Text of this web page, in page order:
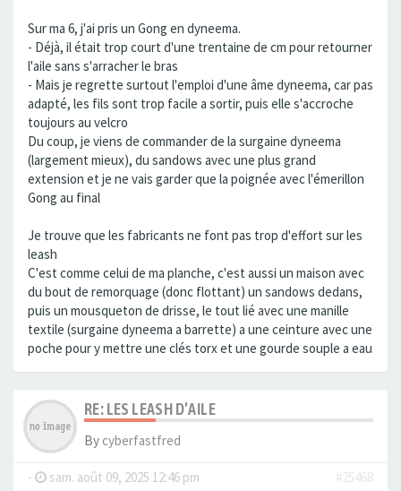
Sur ma 6, j'ai pris un Gong en dyneema.
- Déjà, il était trop court d'une trentaine de cm pour retourner
l'aile sans s'arracher le bras
- Mais je regrette surtout l'emploi d'une âme dyneema, car pas
adapté, les fils sont trop facile a sortir, puis elle s'accroche
toujours au velcro
Du coup, je viens de commander de la surgaine dyneema
(largement mieux), du sandows avec une plus grand
extension et je ne vais garder que la poignée avec l'émerillon
Gong au final
Je trouve que les fabricants ne font pas trop d'effort sur les
leash
C'est comme celui de ma planche, c'est aussi un maison avec
du bout de remorquage (donc flottant) un sandows dedans,
puis un mousqueton de drisse, le tout lié avec une manille
textile (surgaine dyneema a barrette) a une ceinture avec une
poche pour y mettre une clés torx et une gourde souple a eau
RE: LES LEASH D’AILE
By cyberfastfred
- sam. août 09, 2025 12:46 pm
#25468